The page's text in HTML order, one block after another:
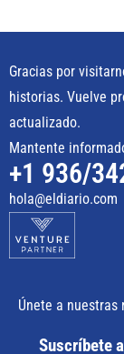
Gracias por
historias. Vuelve
actualizado.
Mantente
+1 936/
hola@eldiario.com
Únete a nuestras
Suscríbete